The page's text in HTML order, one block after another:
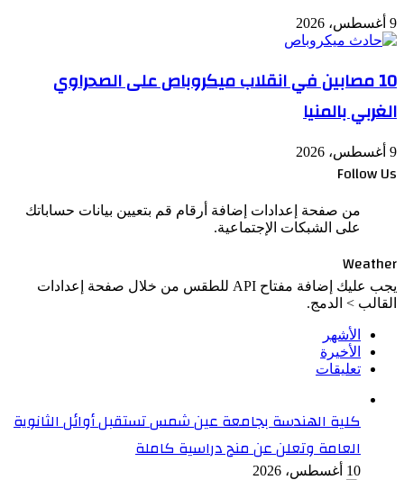
9 أغسطس، 2026
10 مصابين في انقلاب ميكروباص على الصحراوي
الغربي بالمنيا
9 أغسطس، 2026
Follow Us
من صفحة إعدادات إضافة أرقام قم بتعيين بيانات حساباتك
على الشبكات الإجتماعية.
Weather
يجب عليك إضافة مفتاح API للطقس من خلال صفحة إعدادات
القالب > الدمج.
الأشهر
الأخيرة
تعليقات
كلية الهندسة بجامعة عين شمس تستقبل أوائل الثانوية
العامة وتعلن عن منح دراسية كاملة
10 أغسطس، 2026